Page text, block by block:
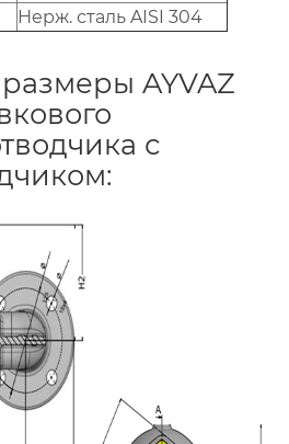
Нерж. сталь AISI 304
AYVAZ
с